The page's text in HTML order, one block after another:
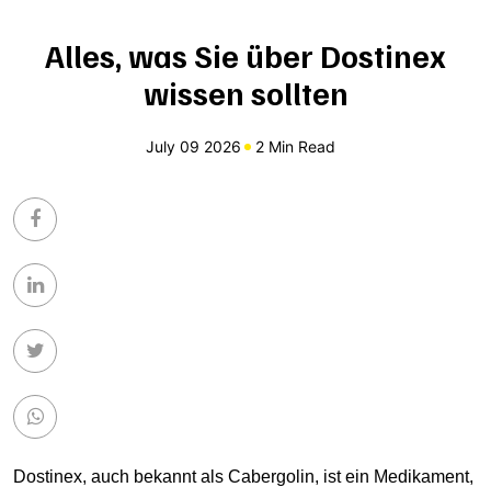
Alles, was Sie über Dostinex
wissen sollten
July 09 2026 2 Min Read
Dostinex, auch bekannt als Cabergolin, ist ein Medikament,